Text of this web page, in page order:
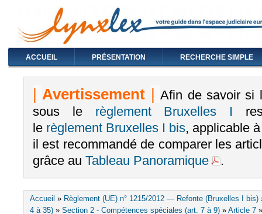
ACCUEIL PRÉSENTATION RECHERCHE SIMPLE
|Avertissement | Afin de savoir si
sous le règlement Bruxelles I
le règlement Bruxelles I bis, applicable
il est recommandé de comparer les
grâce au Tableau Panoramique .
Vous êtes ici
Accueil » Règlement (UE) n° 1215/2012 — Refonte (Bruxelles I bis)
4 à 35) » Section 2 - Compétences spéciales (art. 7 à 9) » Article 7